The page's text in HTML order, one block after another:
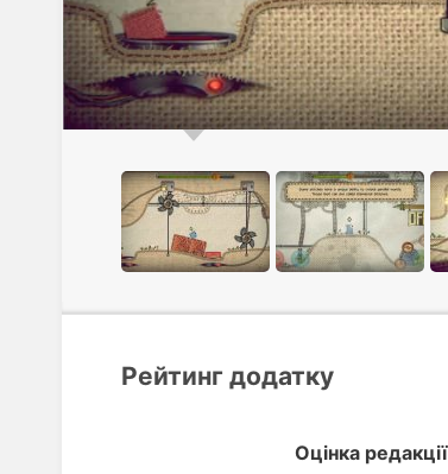
Рейтинг додатку
Оцінка редакції